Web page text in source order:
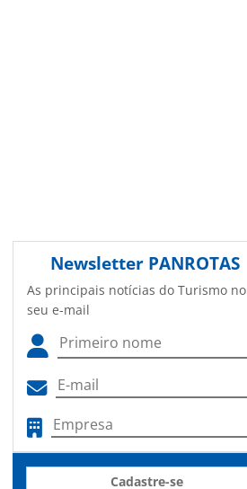
Newsletter PANROTAS
As principais notícias do Turismo no
seu e-mail
Cadastre-se